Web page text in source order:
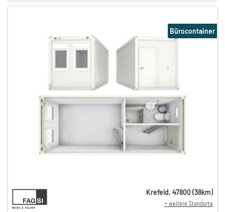
10,31 €
10,31 €
Bürocontainer
Krefeld, 47800(38km)
+ weitere Standorte